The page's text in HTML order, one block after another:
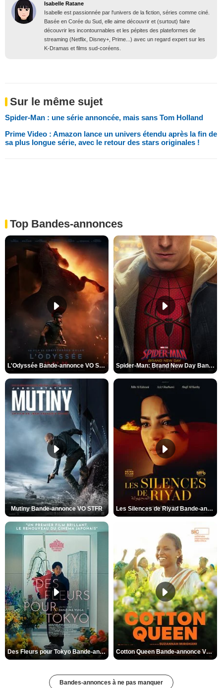
Isabelle Ratane
Isabelle est passionnée par l'univers de la fiction, séries comme ciné.
Basée en Corée du Sud, elle aime découvrir et (surtout) faire
découvrir les incontournables et les pépites des plateformes de
streaming (Netflix, Disney+, Prime...) avec un regard expert sur les
K-Dramas et films sud-coréens.
Sur le même sujet
Spider-Man : une série annoncée, mais sans Tom Holland
Prime Video : Amazon lance un univers étendu après la fin de
sa plus longue série, avec le retour des stars originales !
Top Bandes-annonces
L'Odyssée Bande-annonce VO STFR Spider-Man: Brand New Day Bande-annonce VO STFR
Mutiny Bande-annonce VO STFR Les Silences de Riyad Bande-annonce VO STFR
Des Fleurs pour Tokyo Bande-annonce VO STFR Cotton Queen Bande-annonce VO STFR
Bandes-annonces à ne pas manquer